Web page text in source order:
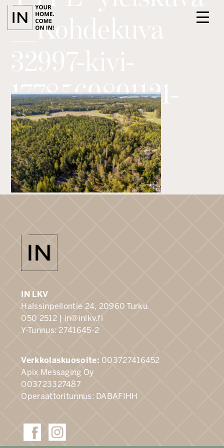
PALVELUT
KOHTEET
TIIMI
ILMOITTAUDU ASUNTOESITTELYYN
__Kohdekuva
1778569891121-
40079
IN LKV
Halssinpellontie 24, 20960 Turku
050 2512 | in@inlkv.fi
Y-Tunnus: 2741645-2
Verkkolaskuosoite: 003727416452
Apix Messaging Oy
003723327487
Operaattoritunnus: DABAFIHH